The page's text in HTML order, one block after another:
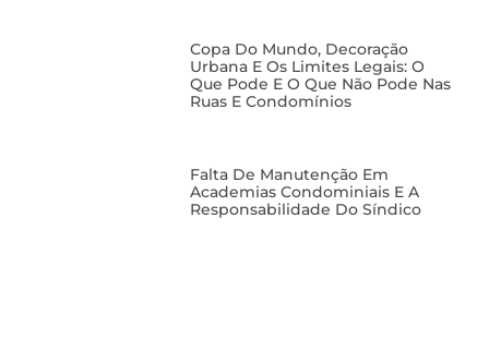
Copa Do Mundo, Decoração
Urbana E Os Limites Legais: O
Que Pode E O Que Não Pode Nas
Ruas E Condomínios
Falta De Manutenção Em
Academias Condominiais E A
Responsabilidade Do Síndico